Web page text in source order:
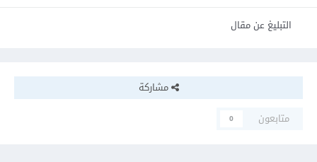
التبليغ عن مقال
مشاركة
متابعون
0